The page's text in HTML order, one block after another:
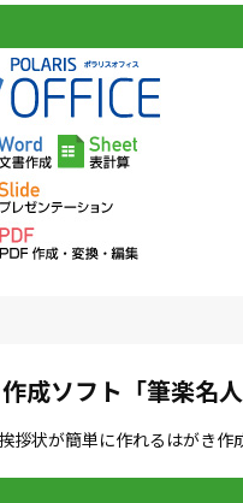
成ソフト「筆楽名人
拶状が簡単に作れるはがき作